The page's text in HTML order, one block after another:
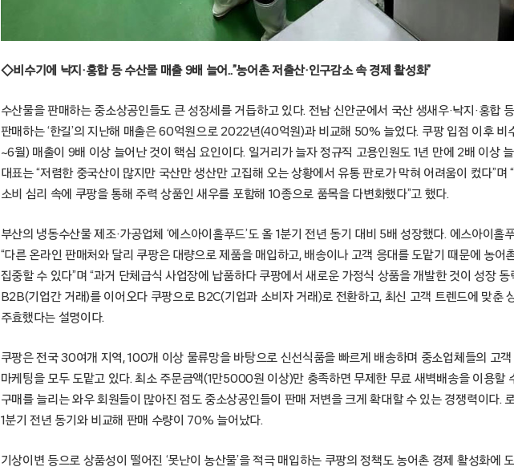
◇비수기에 낙지·홍합 등 수산물 매출 9배 늘어..”농어촌 저출산·인구감소 속 경제 활성화”
수산물을 판매하는 중소상공인들도 큰 성장세를 거듭하고 있다. 전남 신안군에서 국산 생새우·낙지·홍합
판매하는 ‘한길’의 지난해 매출은 60억원으로 2022년(40억원)과 비교해 50% 늘었다. 쿠팡 입점 이후 비
~6월) 매출이 9배 이상 늘어난 것이 핵심 요인이다. 일거리가 늘자 정규직 고용인원도 1년 만에 2배 이상
대표는 “저렴한 중국산이 많지만 국산만 생산만 고집해 오는 상황에서 유통 판로가 막혀 어려움이 컸다”며
소비 심리 속에 쿠팡을 통해 주력 상품인 새우를 포함해 10종으로 품목을 다변화했다”고 했다.
부산의 냉동수산물 제조·가공업체 ‘에스아이홀푸드’도 올 1분기 전년 동기 대비 5배 성장했다. 에스아이홀
“다른 온라인 판매처와 달리 쿠팡은 대량으로 제품을 매입하고, 배송이나 고객 응대를 도맡기 때문에 농어
집중할 수 있다”며 “과거 단체급식 사업장에 납품하다 쿠팡에서 새로운 가정식 상품을 개발한 것이 성장 동
B2B(기업간 거래)를 이어오다 쿠팡으로 B2C(기업과 소비자 거래)로 전환하고, 최신 고객 트렌드에 맞춘
주효했다는 설명이다.
쿠팡은 전국 30여개 지역, 100개 이상 물류망을 바탕으로 신선식품을 빠르게 배송하며 중소업체들의 고
마케팅을 모두 도맡고 있다. 최소 주문금액(1만5000원 이상)만 충족하면 무제한 무료 새벽배송을 이용할
구매를 늘리는 와우 회원들이 많아진 점도 중소상공인들이 판매 저변을 크게 확대할 수 있는 경쟁력이다.
1분기 전년 동기와 비교해 판매 수량이 70% 늘어났다.
기상이변 등으로 상품성이 떨어진 ‘못난이 농산물’을 적극 매입하는 쿠팡의 정책도 농어촌 경제 활성화에